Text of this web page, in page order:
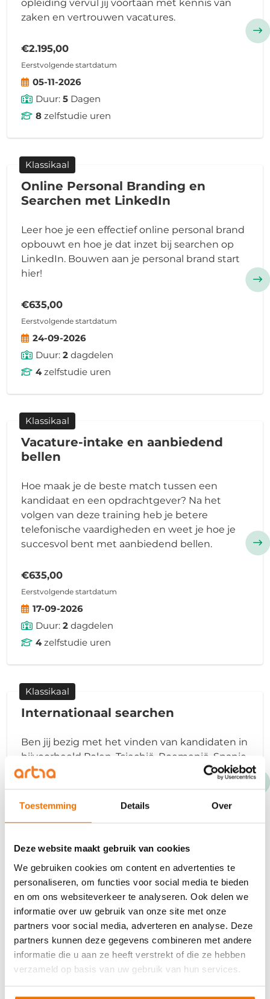
Toestemming Details Over
Deze website maakt gebruik van cookies
We gebruiken cookies om content en advertenties te
personaliseren, om functies voor social media te bieden
en om ons websiteverkeer te analyseren. Ook delen we
informatie over uw gebruik van onze site met onze
partners voor social media, adverteren en analyse. Deze
partners kunnen deze gegevens combineren met andere
informatie die u aan ze heeft verstrekt of die ze hebben
verzameld op basis van uw gebruik van hun services.
opleiding vervul jij voortaan met kennis van
zaken en vertrouwen vacatures.
€2.195,00
Eerstvolgende startdatum
05-11-2026
Duur: 5Dagen
8zelfstudie uren
Klassikaal
Online Personal Branding en
Searchen met LinkedIn
Leer hoe je een effectief online personal brand
opbouwt en hoe je dat inzet bij searchen op
LinkedIn. Bouwen aan je personal brand start
hier!
€635,00
Eerstvolgende startdatum
24-09-2026
Duur: 2dagdelen
4zelfstudie uren
Klassikaal
Vacature-intake en aanbiedend
bellen
Hoe maak je de beste match tussen een
kandidaat en een opdrachtgever? Na het
volgen van deze training heb je betere
telefonische vaardigheden en weet je hoe je
succesvol bent met aanbiedend bellen.
€635,00
Eerstvolgende startdatum
17-09-2026
Duur: 2dagdelen
4zelfstudie uren
Klassikaal
Internationaal searchen
Ben jij bezig met het vinden van kandidaten in
bijvoorbeeld Polen, Tsjechië, Roemenië, Spanje
of Portugal? Zorg dan dat je meer inzicht krijgt
8zelfstudie uren
Klassikaal
Interviewtechnieken
Als arbeidsmarktprofessional moet je over
goede interviewtechnieken beschikken. Zo